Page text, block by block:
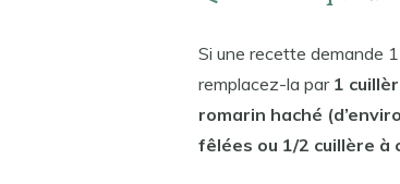
Si une recette demande 1
remplacez-la par 1
romarin haché
fêlées ou 1/2 cuillère à